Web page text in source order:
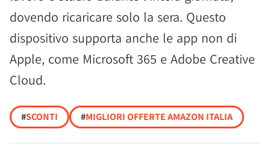
dovendo ricaricare solo la sera. Questo
dispositivo supporta anche le app non di
Apple, come Microsoft 365 e Adobe Creative
Cloud.
#SCONTI #MIGLIORI OFFERTE AMAZON ITALIA